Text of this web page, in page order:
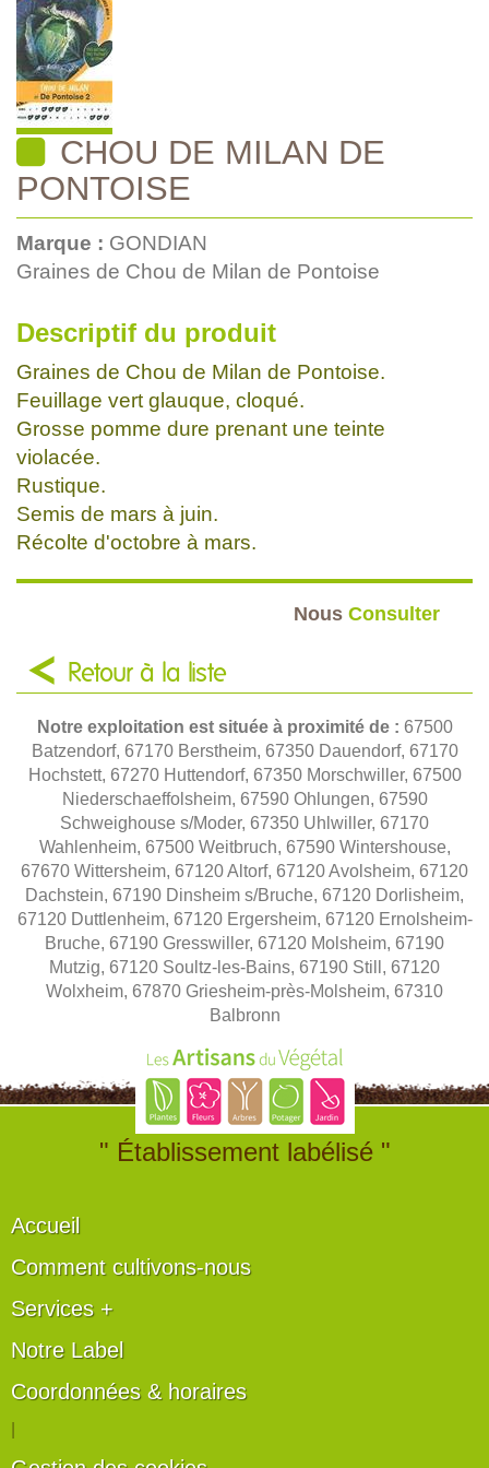
CHOU DE MILAN DE
PONTOISE
Marque : GONDIAN
Graines de Chou de Milan de Pontoise
Descriptif du produit
Graines de Chou de Milan de Pontoise.
Feuillage vert glauque, cloqué.
Grosse pomme dure prenant une teinte
violacée.
Rustique.
Semis de mars à juin.
Récolte d'octobre à mars.
Nous Consulter
Retour à la liste
Notre exploitation est située à proximité de : 67500
Batzendorf, 67170 Berstheim, 67350 Dauendorf, 67170
Hochstett, 67270 Huttendorf, 67350 Morschwiller, 67500
Niederschaeffolsheim, 67590 Ohlungen, 67590
Schweighouse s/Moder, 67350 Uhlwiller, 67170
Wahlenheim, 67500 Weitbruch, 67590 Wintershouse,
67670 Wittersheim, 67120 Altorf, 67120 Avolsheim, 67120
Dachstein, 67190 Dinsheim s/Bruche, 67120 Dorlisheim,
67120 Duttlenheim, 67120 Ergersheim, 67120 Ernolsheim-
Bruche, 67190 Gresswiller, 67120 Molsheim, 67190
Mutzig, 67120 Soultz-les-Bains, 67190 Still, 67120
Wolxheim, 67870 Griesheim-près-Molsheim, 67310
Balbronn
" Établissement labélisé "
Accueil
Comment cultivons-nous
Services +
Notre Label
Coordonnées & horaires